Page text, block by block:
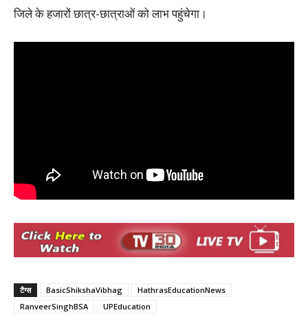
जिले के हजारों छात्र-छात्राओं को लाभ पहुंचेगा।
टैग्स BasicShikshaVibhag
HathrasEducationNews
RanveerSinghBSA
UPEducation